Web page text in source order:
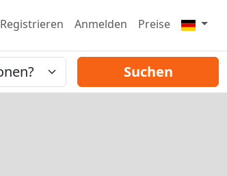
Registrieren Anmelden Preise
Suchen